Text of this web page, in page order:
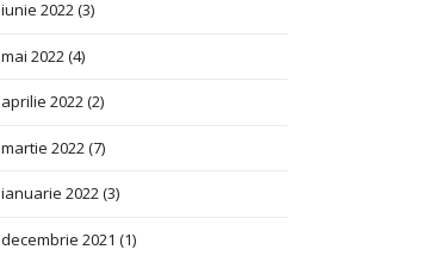
mai 2022(4)
aprilie 2022(2)
martie 2022 (7)
ianuarie 2022(3)
decembrie 2021(1)
noiembrie 2021(6)